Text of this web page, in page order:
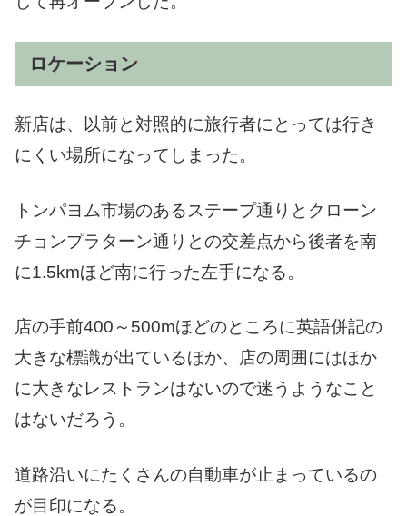
ロケーション
新店は、以前と対照的に旅行者にとっては行き
にくい場所になってしまった。
トンパヨム市場のあるステープ通りとクローン
チョンプラターン通りとの交差点から後者を南
に1.5kmほど南に行った左手になる。
店の手前400～500mほどのところに英語併記の
大きな標識が出ているほか、店の周囲にはほか
に大きなレストランはないので迷うようなこと
はないだろう。
道路沿いにたくさんの自動車が止まっているの
が目印になる。